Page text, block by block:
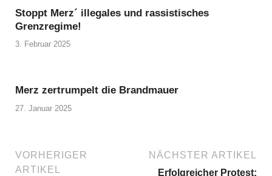
Stoppt Merz´ illegales und rassistisches
Grenzregime!
3. Februar 2025
Merz zertrumpelt die Brandmauer
27. Januar 2025
VORHERIGER
ARTIKEL
NÄCHSTER ARTIKEL
Erfolgreicher Protest: